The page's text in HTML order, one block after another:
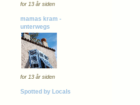
for 13 år siden
mamas kram -
unterwegs
for 13 år siden
Spotted by Locals